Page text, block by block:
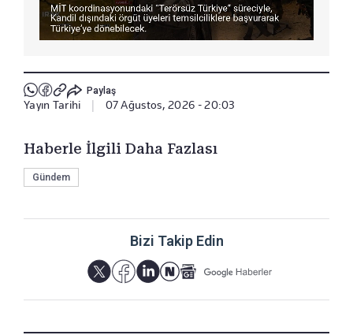
Paylaş
Yayın Tarihi | 07 Ağustos, 2026 - 20:03
Haberle İlgili Daha Fazlası
Gündem
Bizi Takip Edin